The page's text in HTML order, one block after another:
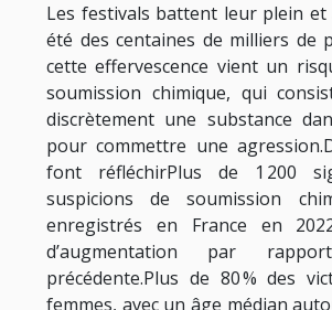
Les festivals battent leur plein
été des centaines de milliers de
cette effervescence vient un
soumission chimique, qui
discrètement une substance
pour commettre une
font réfléchirPlus de 1 200
suspicions de soumission
enregistrés en France en
d’augmentation par
précédente.Plus de 80 % des
femmes, avec un âge médian